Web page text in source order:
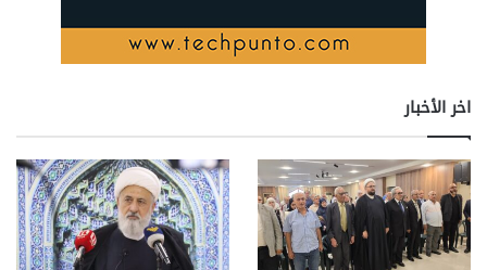
اخر الأخبار